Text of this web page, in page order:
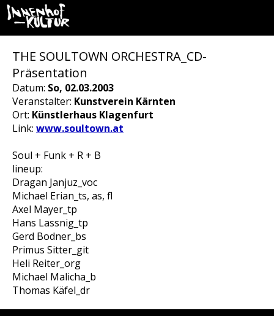
THE SOULTOWN ORCHESTRA_CD-
Präsentation
Datum: So, 02.03.2003
Veranstalter: Kunstverein Kärnten
Ort: Künstlerhaus Klagenfurt
Link: www.soultown.at
Soul + Funk + R + B
lineup:
Dragan Janjuz_voc
Michael Erian_ts, as, fl
Axel Mayer_tp
Hans Lassnig_tp
Gerd Bodner_bs
Primus Sitter_git
Heli Reiter_org
Michael Malicha_b
Thomas Käfel_dr